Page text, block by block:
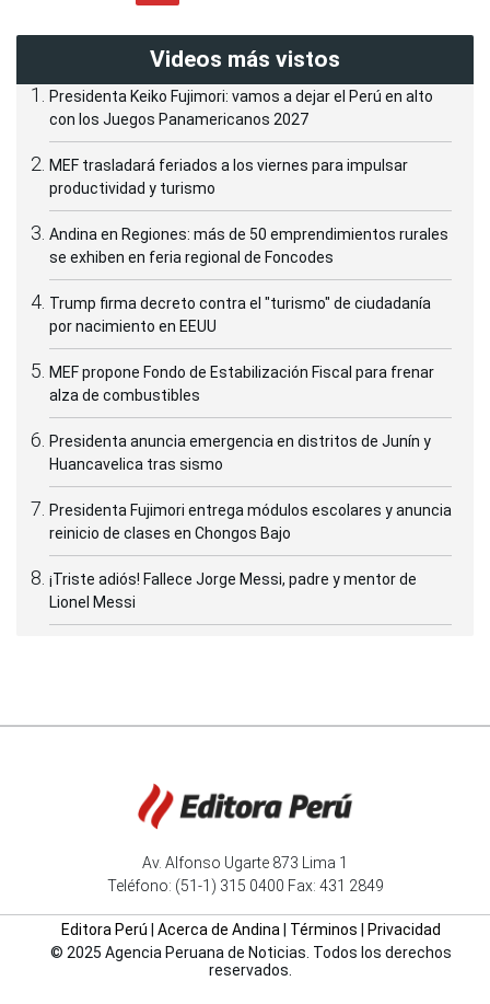
Videos más vistos
Presidenta Keiko Fujimori: vamos a dejar el Perú en alto
con los Juegos Panamericanos 2027
MEF trasladará feriados a los viernes para impulsar
productividad y turismo
Andina en Regiones: más de 50 emprendimientos rurales
se exhiben en feria regional de Foncodes
Trump firma decreto contra el "turismo" de ciudadanía
por nacimiento en EEUU
MEF propone Fondo de Estabilización Fiscal para frenar
alza de combustibles
Presidenta anuncia emergencia en distritos de Junín y
Huancavelica tras sismo
Presidenta Fujimori entrega módulos escolares y anuncia
reinicio de clases en Chongos Bajo
¡Triste adiós! Fallece Jorge Messi, padre y mentor de
Lionel Messi
Av. Alfonso Ugarte 873 Lima 1
Teléfono: (51-1) 315 0400 Fax: 431 2849
Editora Perú Acerca de Andina| Términos
Privacidad
© 2025 Agencia Peruana de Noticias. Todos los derechos
reservados.